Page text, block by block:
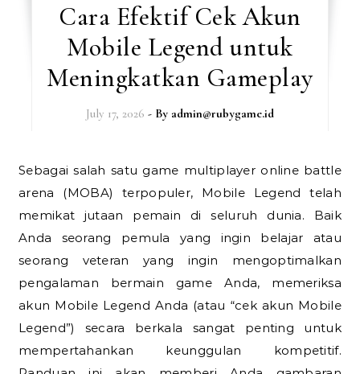
Cara Efektif Cek Akun
Mobile Legend untuk
Meningkatkan Gameplay
July 17, 2026 - By admin@rubygame.id
Sebagai salah satu game multiplayer online battle
arena (MOBA) terpopuler, Mobile Legend telah
memikat jutaan pemain di seluruh dunia. Baik
Anda seorang pemula yang ingin belajar atau
seorang veteran yang ingin mengoptimalkan
pengalaman bermain game Anda, memeriksa
akun Mobile Legend Anda (atau “cek akun Mobile
Legend”) secara berkala sangat penting untuk
mempertahankan keunggulan kompetitif.